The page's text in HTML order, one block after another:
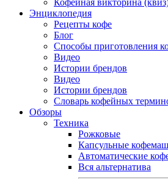
Кофейная викторина
Энциклопедия
Рецепты кофе
Блог
Способы приготовления
Видео
Истории брендов
Видео
Истории брендов
Словарь кофейных
Обзоры
Техника
Рожковые
Капсульные
Автоматические
Вся альтернатива